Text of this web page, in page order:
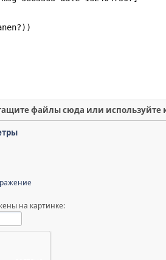
файлы сюда или используйте
на картинке: